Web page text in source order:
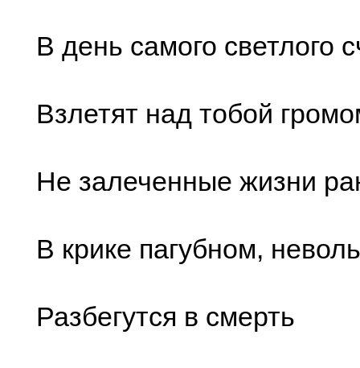
В день самого светлого
Взлетят над тобой
Не залеченные жизни
В крике пагубном,
Разбегутся в смерть